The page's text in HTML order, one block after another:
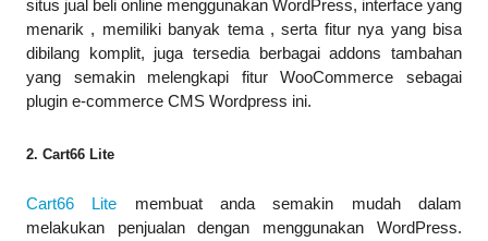
situs jual beli online menggunakan WordPress, interface yang
menarik , memiliki banyak tema , serta fitur nya yang bisa
dibilang komplit, juga tersedia berbagai addons tambahan
yang semakin melengkapi fitur WooCommerce sebagai
plugin e-commerce CMS Wordpress ini.
2. Cart66 Lite
Cart66 Lite membuat anda semakin mudah dalam
melakukan penjualan dengan menggunakan WordPress.